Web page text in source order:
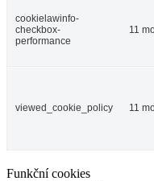
cookielawinfo-
checkbox-
performance
11
viewed_cookie_policy 11
Funkční cookies